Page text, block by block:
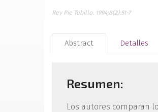
Rev Pie Tobillo. 1994;8(2):51-7
Abstract Detalles
Resumen:
Los autores comparan